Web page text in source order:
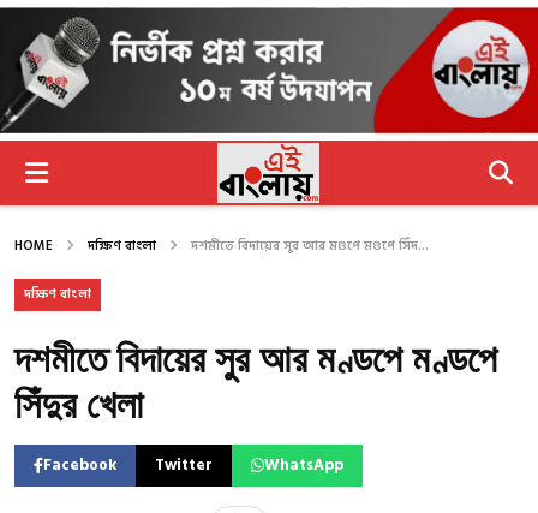
HOME দক্ষিণ বাংলা দশমীতে বিদায়ের সুর আর মণ্ডপে মণ্ডপে সিঁদ...
দক্ষিণ বাংলা
দশমীতে বিদায়ের সুর আর মণ্ডপে মণ্ডপে
সিঁদুর খেলা
Facebook Twitter WhatsApp